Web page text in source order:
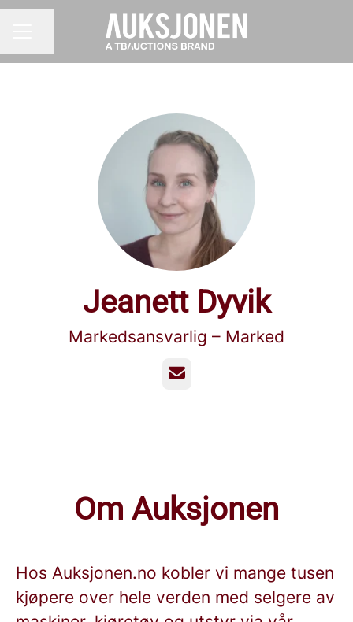
Jeanett Dyvik
Markedsansvarlig – Marked
E-post
Om Auksjonen
Hos Auksjonen.no kobler vi mange tusen
kjøpere over hele verden med selgere av